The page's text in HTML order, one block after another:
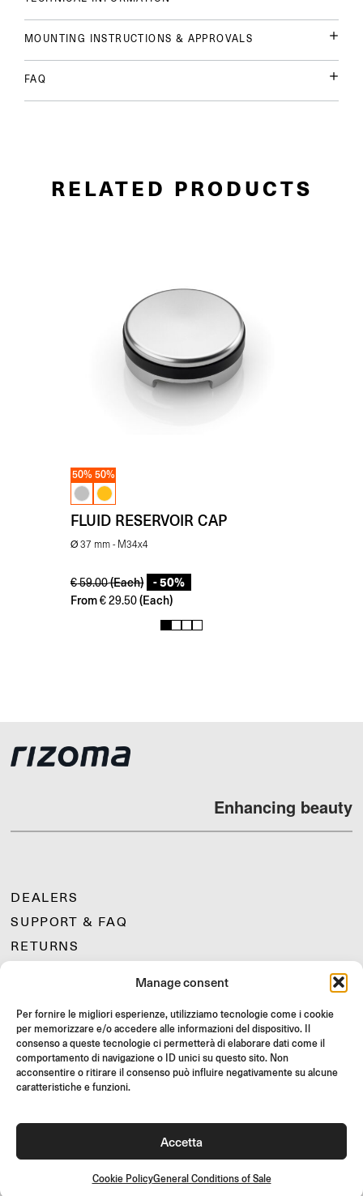
Manage consent
Per fornire le migliori esperienze, utilizziamo tecnologie come i cookie
per memorizzare e/o accedere alle informazioni del dispositivo. Il
consenso a queste tecnologie ci permetterà di elaborare dati come il
comportamento di navigazione o ID unici su questo sito. Non
acconsentire o ritirare il consenso può influire negativamente su alcune
caratteristiche e funzioni.
Accetta
Cookie PolicyGeneral Conditions of Sale
MOUNTING INSTRUCTIONS & APPROVALS
FAQ
RELATED PRODUCTS
50% 50%
FLUID RESERVOIR CAP
Ø 37 mm - M34x4
€59.00(Each) - 50%
From€29.50 (Each)
1 2 3 4
Enhancing beauty
DEALERS
SUPPORT & FAQ
RETURNS
LIMITED OFFERS
JOIN US
Join the Rizoma community
and access exclusive content and special offers!